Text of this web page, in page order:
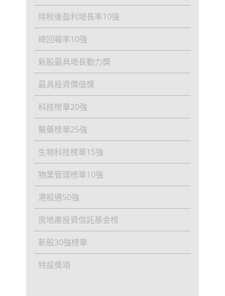
除稅後盈利增長率10強
總回報率10強
新股最具增長動力獎
最具投資價值獎
科技榜單20強
醫藥榜單25強
生物科技榜單15強
物業管理榜單10強
港股通50強
房地產投資信託基金榜
新股30強榜單
特設奬項